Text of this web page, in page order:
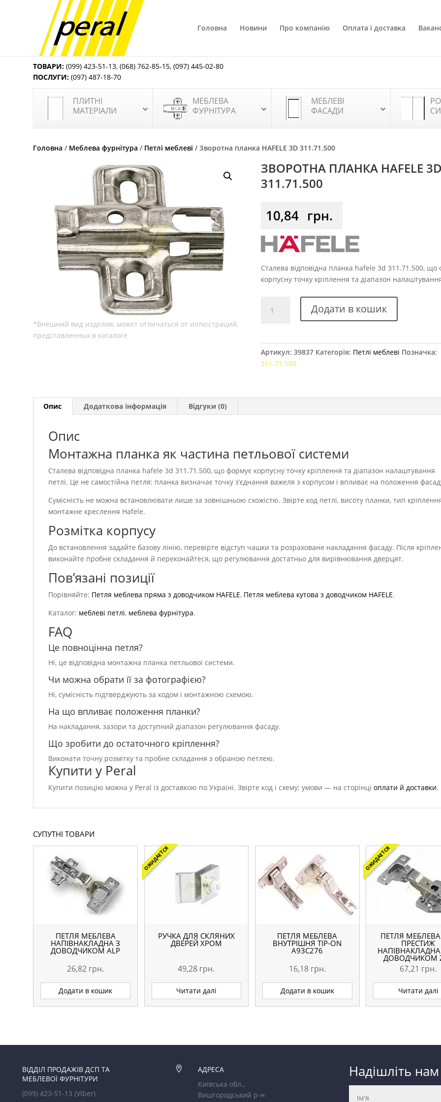
Головна Новини Про компанію Оплата і доставка
ТОВАРИ: (099) 423-51-13,(068) 762-85-15,(097) 445-02-80
ПОСЛУГИ: (097) 487-18-70
ПЛИТНІ
МАТЕРІАЛИ
МЕБЛЕВА
ФУРНІТУРА
МЕБЛЕВІ
ФАСАДИ
Головна / Меблева фурнітура / Петлі меблеві / Зворотна планка HAFELE 3D 311.71.500
ЗВОРОТНА ПЛАНКА HAFELE 3D
311.71.500
10,84 грн.
Сталева відповідна планка hafele 3d 311.71.500, що
корпусну точку кріплення та діапазон
планка
кількість
Додати в кошик
Артикул:39837 Категорія: Петлі меблеві Позначка:
311.71.500
Опис Додаткова інформація Відгуки (0)
Опис
Монтажна планка як частина петльової системи
Сталева відповідна планка hafele 3d 311.71.500, що формує корпусну точку кріплення та діапазон налаштування
петлі. Це не самостійна петля: планка визначає точку з’єднання важеля з корпусом і впливає на положення
Сумісність не можна встановлювати лише за зовнішньою схожістю. Звірте код петлі, висоту планки, тип
монтажне креслення Hafele.
Розмітка корпусу
До встановлення задайте базову лінію, перевірте відступ чашки та розраховане накладання фасаду. Після
виконайте пробне складання й переконайтеся, що регулювання достатньо для вирівнювання дверцят.
Пов’язані позиції
Порівняйте: Петля меблева пряма з доводчиком HAFELE, Петля меблева кутова з доводчиком HAFELE.
Каталог: меблеві петлі, меблева фурнітура.
FAQ
Це повноцінна петля?
Ні, це відповідна монтажна планка петльової системи.
Чи можна обрати її за фотографією?
Ні, сумісність підтверджують за кодом і монтажною схемою.
На що впливає положення планки?
На накладання, зазори та доступний діапазон регулювання фасаду.
Що зробити до остаточного кріплення?
Виконати точну розмітку та пробне складання з обраною петлею.
Купити у Peral
Купити позицію можна у Peral із доставкою по Україні. Звірте код і схему; умови — на сторінціоплати й доставки.
СУПУТНІ ТОВАРИ
ПЕТЛЯ МЕБЛЕВА
НАПІВНАКЛАДНА З
ДОВОДЧИКОМ ALP
26,82 грн.
Додати в кошик
ОЖИДАЕТСЯ
РУЧКА ДЛЯ СКЛЯНИХ
ДВЕРЕЙ ХРОМ
49,28 грн.
Читати далі
ПЕТЛЯ МЕБЛЕВА
ВНУТРІШНЯ TIP-ON
A93C276
16,18 грн.
Додати в кошик
ОЖИДАЕТСЯ
ПЕТЛЯ МЕБЛЕВА
ПРЕСТИЖ
НАПІВНАКЛАДНА
ДОВОДЧИКОМ
CNHC08BR2
67,21 грн.
Читати далі
ВІДДІЛ ПРОДАЖІВ ДСП ТА
МЕБЛЕВОЇ ФУРНІТУРИ
(099) 423-51-13(Viber)

АДРЕСА
Київська обл.,
Вишгородський р-н
Надішліть